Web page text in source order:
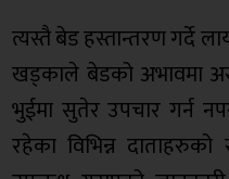
त्यस्तै बेड हस्तान्तरण गर्दे
खड्काले बेडको अभावमा
भुईमा सुतेर उपचार गर्न
रहेका विभिन्न